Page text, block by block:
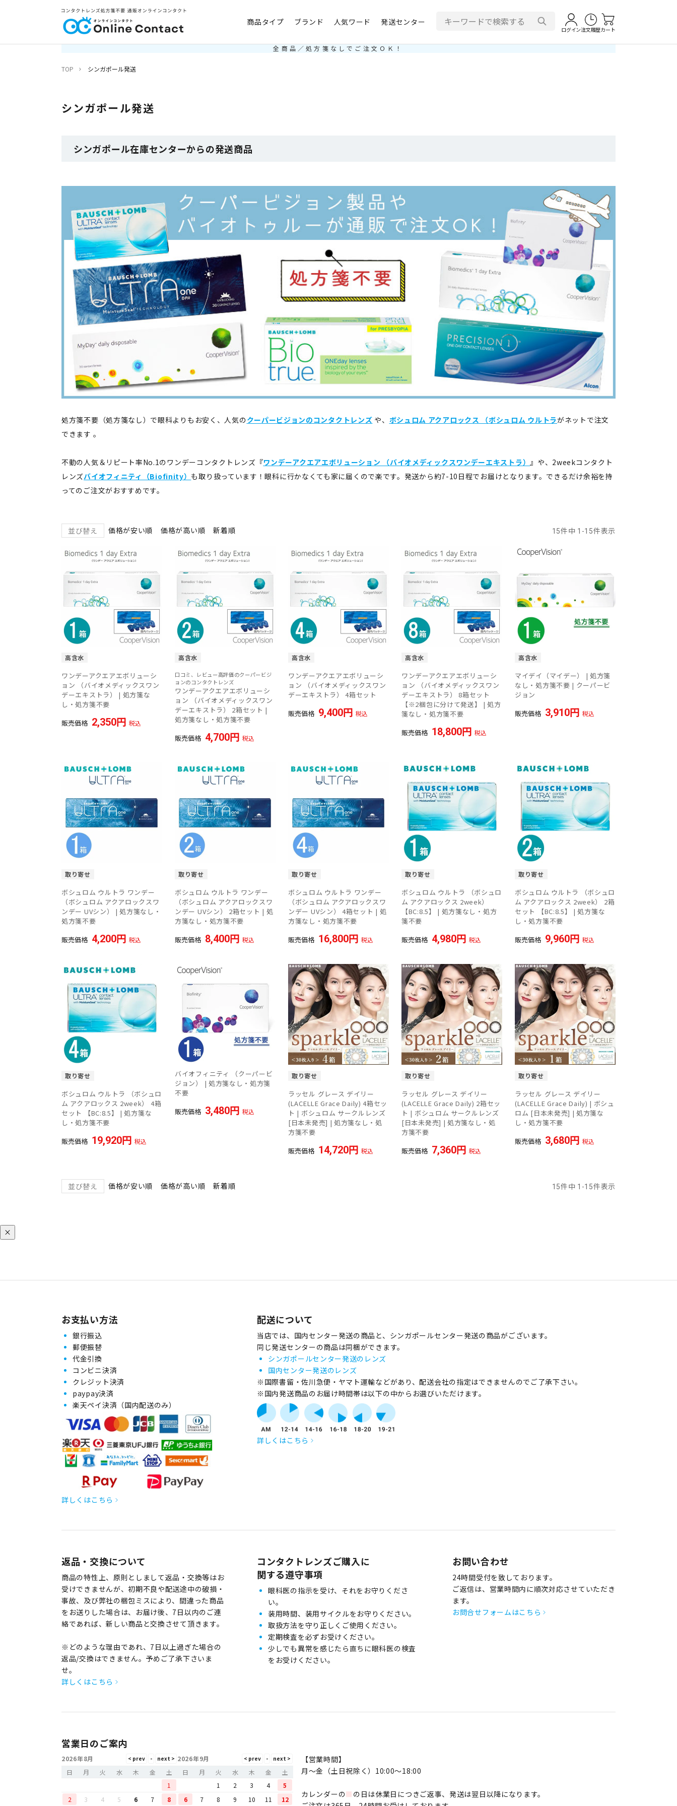
商品タイプ ブランド 人気ワード 発送センター
ログイン注文履歴カート
全商品／処方箋なしでご注文ＯＫ！
TOP シンガポール発送
シンガポール発送
シンガポール在庫センターからの発送商品
処方箋不要（処方箋なし）で眼科よりもお安く、人気のクーパービジョンのコンタクトレンズ や、 ボシュロム アクアロックス （ボシュロム ウルトラがネットで注文
できます 。
不動の人気＆リピート率No.1のワンデーコンタクトレンズ『ワンデーアクエアエボリューション （バイオメディックスワンデーエキストラ） 』や、2weekコンタクト
レンズバイオフィニティ（Biofinity） も取り扱っています！眼科に行かなくても家に届くので楽です。発送から約7-10日程でお届けとなります。できるだけ余裕を持
ってのご注文がおすすめです。
並び替え 価格が安い順 価格が高い順 新着順 15件中 1 -15件表示
高含水
ワンデーアクエアエボリューシ
ョン （バイオメディックスワン
デーエキストラ） | 処方箋な
し・処方箋不要
販売価格 2,350 税込
高含水
口コミ、レビュー高評価のクーパービジ
ョンのコンタクトレンズ
ワンデーアクエアエボリューシ
ョン （バイオメディックスワン
デーエキストラ） 2箱セット |
処方箋なし・処方箋不要
販売価格 4,700 税込
高含水
ワンデーアクエアエボリューシ
ョン （バイオメディックスワン
デーエキストラ） 4箱セット
販売価格 9,400 税込
高含水
ワンデーアクエアエボリューシ
ョン （バイオメディックスワン
デーエキストラ） 8箱セット
【※2梱包に分けて発送】 | 処方
箋なし・処方箋不要
販売価格 18,800 税込
高含水
マイデイ（マイデー） | 処方箋
なし・処方箋不要 | クーパービ
ジョン
販売価格 3,910 税込
取り寄せ
ボシュロム ウルトラ ワンデー
（ボシュロム アクアロックスワ
ンデー UVシン） | 処方箋なし・
処方箋不要
販売価格 4,200 税込
取り寄せ
ボシュロム ウルトラ ワンデー
（ボシュロム アクアロックスワ
ンデー UVシン） 2箱セット | 処
方箋なし・処方箋不要
販売価格 8,400 税込
取り寄せ
ボシュロム ウルトラ ワンデー
（ボシュロム アクアロックスワ
ンデー UVシン） 4箱セット | 処
方箋なし・処方箋不要
販売価格 16,800 税込
取り寄せ
ボシュロム ウルトラ （ボシュロ
ム アクアロックス 2week）
【BC:8.5】 | 処方箋なし・処方
箋不要
販売価格 4,980 税込
取り寄せ
ボシュロム ウルトラ （ボシュロ
ム アクアロックス 2week） 2箱
セット 【BC:8.5】 | 処方箋な
し・処方箋不要
販売価格 9,960 税込
取り寄せ
ボシュロム ウルトラ （ボシュロ
ム アクアロックス 2week） 4箱
セット 【BC:8.5】 | 処方箋な
し・処方箋不要
販売価格 19,920 税込
バイオフィニティ （クーパービ
ジョン） | 処方箋なし・処方箋
不要
販売価格 3,480 税込
取り寄せ
ラッセル グレース デイリー
(LACELLE Grace Daily) 4箱セッ
ト | ボシュロム サークルレンズ
[日本未発売] | 処方箋なし・処
方箋不要
販売価格 14,720 税込
取り寄せ
ラッセル グレース デイリー
(LACELLE Grace Daily) 2箱セッ
ト | ボシュロム サークルレンズ
[日本未発売] | 処方箋なし・処
方箋不要
販売価格 7,360 税込
取り寄せ
ラッセル グレース デイリー
(LACELLE Grace Daily) | ボシュ
ロム [日本未発売] | 処方箋な
し・処方箋不要
販売価格 3,680 税込
並び替え 価格が安い順 価格が高い順 新着順 15件中 1 -15件表示
×
お支払い方法
銀行振込
郵便振替
代金引換
コンビニ決済
クレジット決済
paypay決済
楽天ペイ決済（国内配送のみ）
詳しくはこちら
配送について
当店では、国内センター発送の商品と、シンガポールセンター発送の商品がございます。
同じ発送センターの商品は同梱ができます。
シンガポールセンター発送のレンズ
国内センター発送のレンズ
※国際書留・佐川急便・ヤマト運輸などがあり、配送会社の指定はできませんのでご了承下さい。
※国内発送商品のお届け時間帯は以下の中からお選びいただけます。
詳しくはこちら
返品・交換について
商品の特性上、原則としまして返品・交換等はお
受けできませんが、初期不良や配送途中の破損・
事故、及び弊社の梱包ミスにより、間違った商品
をお送りした場合は、お届け後、7日以内のご連
絡であれば、新しい商品と交換させて頂きます。
※どのような理由であれ、7日以上過ぎた場合の
返品/交換はできません。予めご了承下さいま
せ。
詳しくはこちら
コンタクトレンズご購入に
関する遵守事項
眼科医の指示を受け、それをお守りくださ
い。
装用時間、装用サイクルをお守りください。
取扱方法を守り正しくご使用ください。
定期検査を必ずお受けください。
少しでも異常を感じたら直ちに眼科医の検査
をお受けください。
お問い合わせ
24時間受付を致しております。
ご返信は、営業時間内に順次対応させていただき
ます。
お問合せフォームはこちら
営業日のご案内
2026年8月
日
月 火 水 木 金
土
1
2
3 4 5 6 7 8
2026年9月
日
月 火 水 木 金
土
1
2 3 4
5
6
7 8 9 10 11 12
【営業時間】
月〜金（土日祝除く）10:00～18:00
カレンダーの■ の日は休業日につきご返事、発送は翌日以降になります。